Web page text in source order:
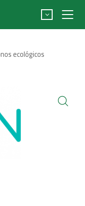
ecológicos